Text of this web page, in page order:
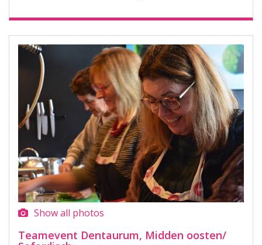
Show all photos
Teamevent Dentaurum, Midden oosten/